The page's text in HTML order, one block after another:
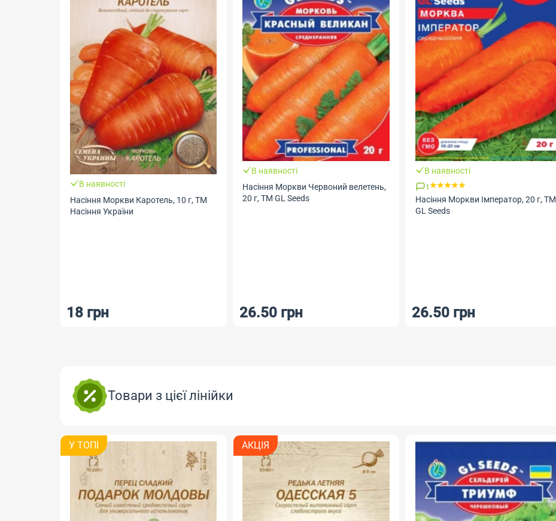
В наявності
Насіння Моркви Каротель, 10 г, ТМ
Насіння України
18 грн
В наявності
Насіння Моркви Червоний велетень,
20 г, ТМ GL Seeds
26.50 грн
В наявності
1
Насіння Моркви Імператор, 20 г, ТМ
GL Seeds
26.50 грн
Товари з цієї лінійки
У ТОПI АКЦІЯ